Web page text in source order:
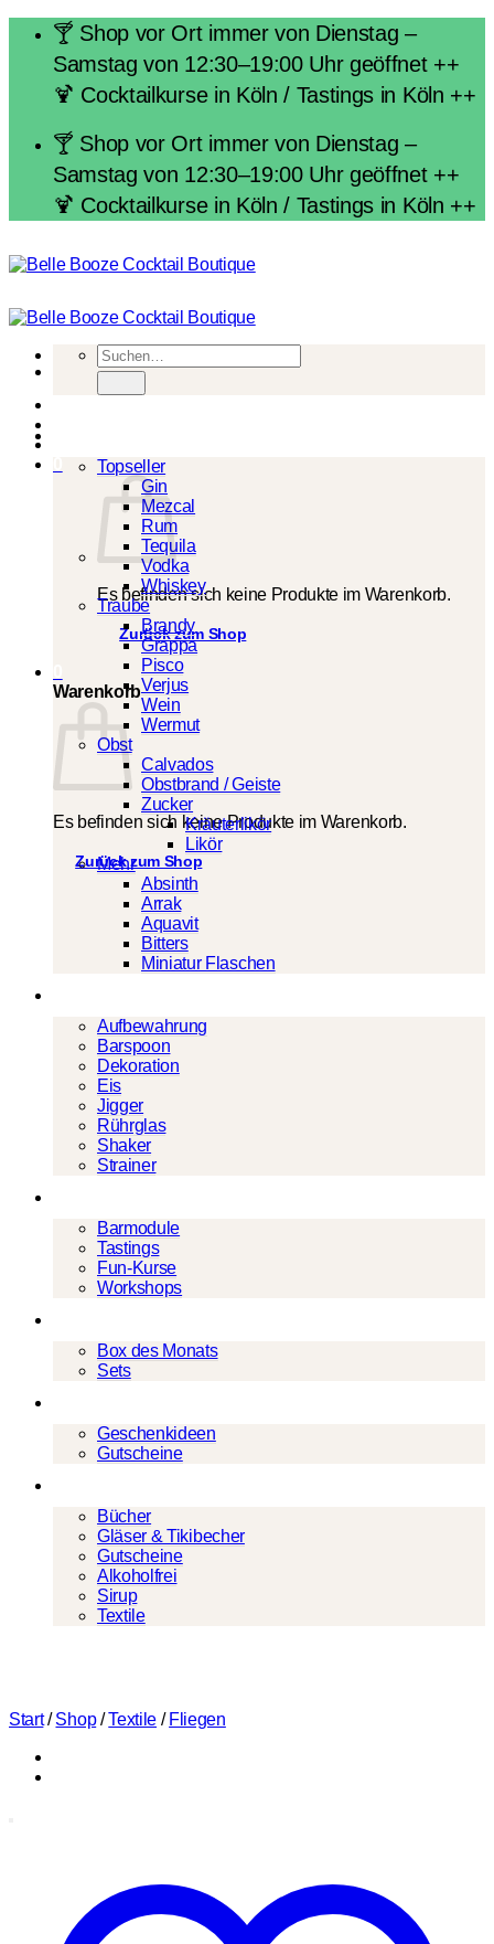
springen
🍸 Shop vor Ort immer von Dienstag –
Samstag von 12:30–19:00 Uhr geöffnet ++
🍹 Cocktailkurse in Köln / Tastings in Köln ++
🍸 Shop vor Ort immer von Dienstag –
Samstag von 12:30–19:00 Uhr geöffnet ++
🍹 Cocktailkurse in Köln / Tastings in Köln ++
Suchen
nach:
Es befinden sich keine Produkte im Warenkorb.
Zurück zum Shop
Warenkorb
Es befinden sich keine Produkte im Warenkorb.
Zurück zum Shop
Topseller
Gin
Mezcal
Rum
Tequila
Vodka
Whiskey
Traube
Brandy
Grappa
Pisco
Verjus
Wein
Wermut
Obst
Calvados
Obstbrand / Geiste
Zucker
Kräuterlikör
Likör
Mehr
Absinth
Arrak
Aquavit
Bitters
Miniatur Flaschen
Aufbewahrung
Barspoon
Dekoration
Eis
Jigger
Rührglas
Shaker
Strainer
Barmodule
Tastings
Fun-Kurse
Workshops
Box des Monats
Sets
Geschenkideen
Gutscheine
Bücher
Gläser & Tikibecher
Gutscheine
Alkoholfrei
Sirup
Textile
Start / Shop / Textile / Fliegen